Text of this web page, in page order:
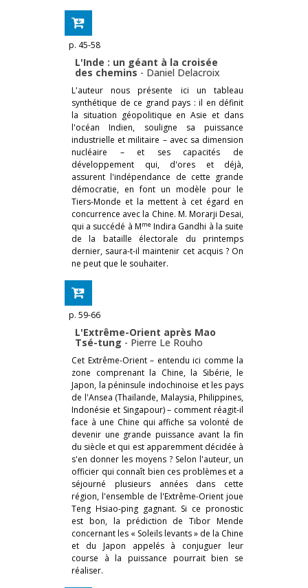
p. 45-58
L'Inde : un géant à la croisée
des chemins - Daniel Delacroix
L'auteur nous présente ici un tableau
synthétique de ce grand pays : il en définit
la situation géopolitique en Asie et dans
l'océan Indien, souligne sa puissance
industrielle et militaire – avec sa dimension
nucléaire – et ses capacités de
développement qui, d'ores et déjà,
assurent l'indépendance de cette grande
démocratie, en font un modèle pour le
Tiers-Monde et la mettent à cet égard en
concurrence avec la Chine. M. Morarji Desai,
qui a succédé à MmeIndira Gandhi à la suite
de la bataille électorale du printemps
dernier, saura-t-il maintenir cet acquis ? On
ne peut que le souhaiter.
p. 59-66
L'Extrême-Orient après Mao
Tsé-tung - Pierre Le Rouho
Cet Extrême-Orient – entendu ici comme la
zone comprenant la Chine, la Sibérie, le
Japon, la péninsule indochinoise et les pays
de l'Ansea (Thaïlande, Malaysia, Philippines,
Indonésie et Singapour) – comment réagit-il
face à une Chine qui affiche sa volonté de
devenir une grande puissance avant la fin
du siècle et qui est apparemment décidée à
s'en donner les moyens ? Selon l'auteur, un
officier qui connaît bien ces problèmes et a
séjourné plusieurs années dans cette
région, l'ensemble de l'Extrême-Orient joue
Teng Hsiao-ping gagnant. Si ce pronostic
est bon, la prédiction de Tibor Mende
concernant les « Soleils levants » de la Chine
et du Japon appelés à conjuguer leur
course à la puissance pourrait bien se
réaliser.